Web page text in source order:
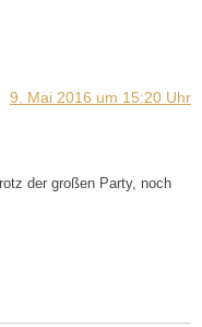
9. Mai 2016 um 15:20 Uhr
der großen Party, noch